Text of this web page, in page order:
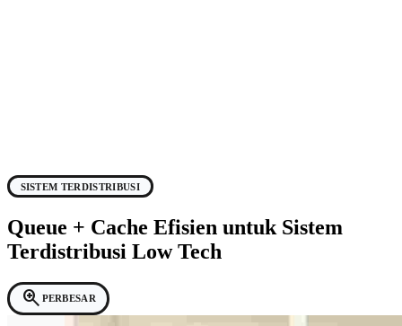
SISTEM TERDISTRIBUSI
Queue + Cache Efisien untuk Sistem
Terdistribusi Low Tech
zoom_in PERBESAR